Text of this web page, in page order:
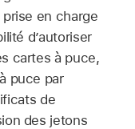
prise en charge
d’autoriser
cartes à puce,
puce par
de
des jetons